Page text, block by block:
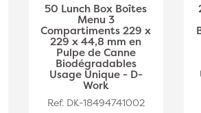
50 Lunch Box Boîtes
Menu 3
Compartiments 229 x
229 x 44,8 mm en
Pulpe de Canne
Biodégradables
Usage Unique - D-
Work
Ref. DK-18494741002